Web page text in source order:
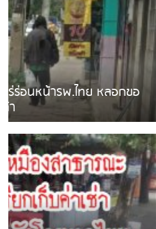
เดือนร้อน! ชาวเชียงรายบ่น
บายพาสเสียงดังสร้างคว